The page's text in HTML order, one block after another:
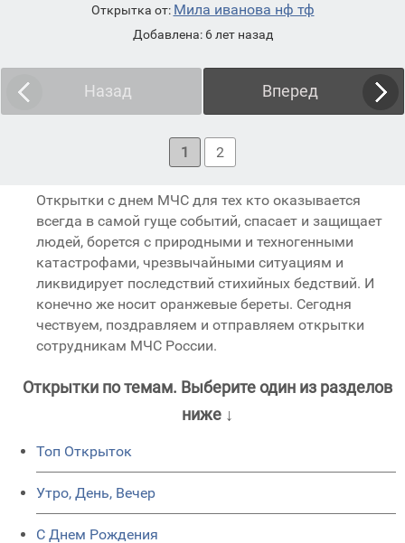
Открытка от: Мила иванова нф тф
Добавлена: 6 лет назад
Назад Вперед
1 2
Открытки с днем МЧС для тех кто оказывается
всегда в самой гуще событий, спасает и защищает
людей, борется с природными и техногенными
катастрофами, чрезвычайными ситуациям и
ликвидирует последствий стихийных бедствий. И
конечно же носит оранжевые береты. Сегодня
чествуем, поздравляем и отправляем открытки
сотрудникам МЧС России.
Открытки по темам. Выберите один из разделов
ниже ↓
Топ Открыток
Утро, День, Вечер
C Днем Рождения